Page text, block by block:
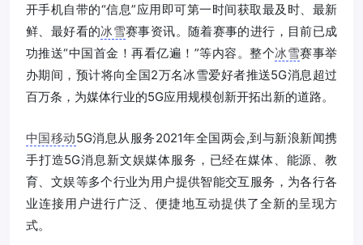
开手机自带的“信息”应用即可第一时间获取最及时、最新
鲜、最好看的冰雪赛事资讯。随着赛事的进行，目前已成
功推送“中国首金！再看亿遍！”等内容。整个冰雪赛事举
办期间，预计将向全国2万名冰雪爱好者推送5G消息超过
百万条，为媒体行业的5G应用规模创新开拓出新的道路。
中国移动5G消息从服务2021年全国两会,到与新浪新闻携
手打造5G消息新文娱媒体服务，已经在媒体、能源、教
育、文娱等多个行业为用户提供智能交互服务，为各行各
业连接用户进行广泛、便捷地互动提供了全新的呈现方
式。